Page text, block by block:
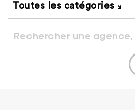
Toutes les catégories